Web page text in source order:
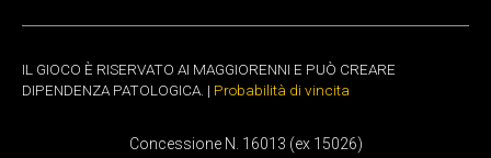
IL GIOCO È RISERVATO AI MAGGIORENNI E PUÒ CREARE
DIPENDENZA PATOLOGICA. | Probabilità di vincita
Concessione N. 16013 (ex 15026)